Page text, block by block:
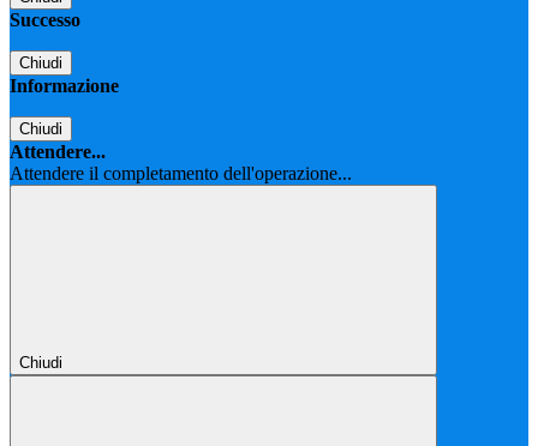
Successo
Chiudi
Informazione
Chiudi
Attendere...
Attendere il completamento dell'operazione...
Chiudi